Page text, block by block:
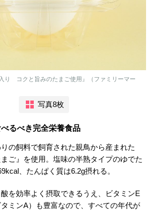
り コクと旨みのたまご使用』（ファミリーマー
写真8枚
るべき完全栄養食品
の飼料で飼育された親鳥から産まれた
まご』を使用。塩味の半熟タイプのゆでた
、たんぱく質は6.2g摂れる。
酸を効率よく摂取できるうえ、ビタミンE
ミンA）も豊富なので、すべての年代が